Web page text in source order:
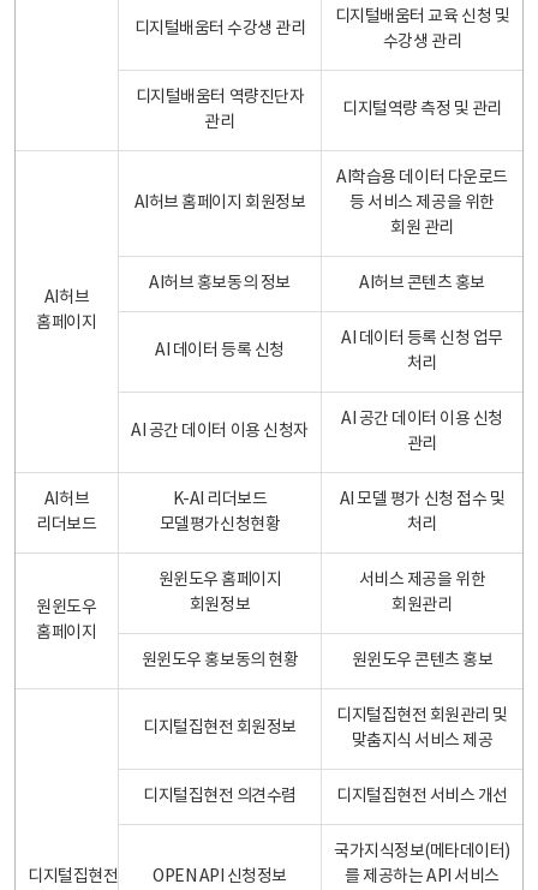
디지털배움터 수강생 관리
디지털배움터 교육 신청 및
수강생 관리
디지털배움터 역량진단자
관리
디지털역량 측정 및 관리
AI허브
홈페이지
AI허브 홈페이지 회원정보
AI학습용 데이터 다운로드
등 서비스 제공을 위한
회원 관리
AI허브 홍보동의 정보 AI허브 콘텐츠 홍보
AI 데이터 등록 신청
AI 데이터 등록 신청 업무
처리
AI 공간 데이터 이용 신청자
AI 공간 데이터 이용 신청
관리
AI허브
리더보드
K-AI 리더보드
모델평가신청현황
AI 모델 평가 신청 접수 및
처리
원윈도우
홈페이지
원윈도우 홈페이지
회원정보
서비스 제공을 위한
회원관리
원윈도우 홍보동의 현황 원윈도우 콘텐츠 홍보
디지털집현전
디지털집현전 회원정보
디지털집현전 회원관리 및
맞춤지식 서비스 제공
디지털집현전 의견수렴 디지털집현전 서비스 개선
OPEN API 신청정보
국가지식정보(메타데이터)
를 제공하는 API 서비스